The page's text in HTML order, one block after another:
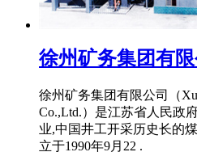
徐州矿务集团有
徐州矿务集团有限公司（
Co.,Ltd.）是江苏省人民政
业,中国井工开采历史长的
立于1990年9月22 .